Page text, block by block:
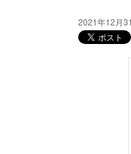
2021年12月